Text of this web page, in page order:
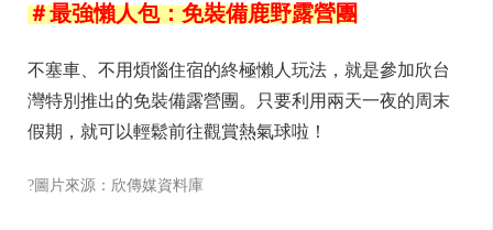
＃最強懶人包：免裝備鹿野露營團
不塞車、不用煩惱住宿的終極懶人玩法，就是參加欣台
灣特別推出的免裝備露營團。只要利用兩天一夜的周末
假期，就可以輕鬆前往觀賞熱氣球啦！
?圖片來源：欣傳媒資料庫